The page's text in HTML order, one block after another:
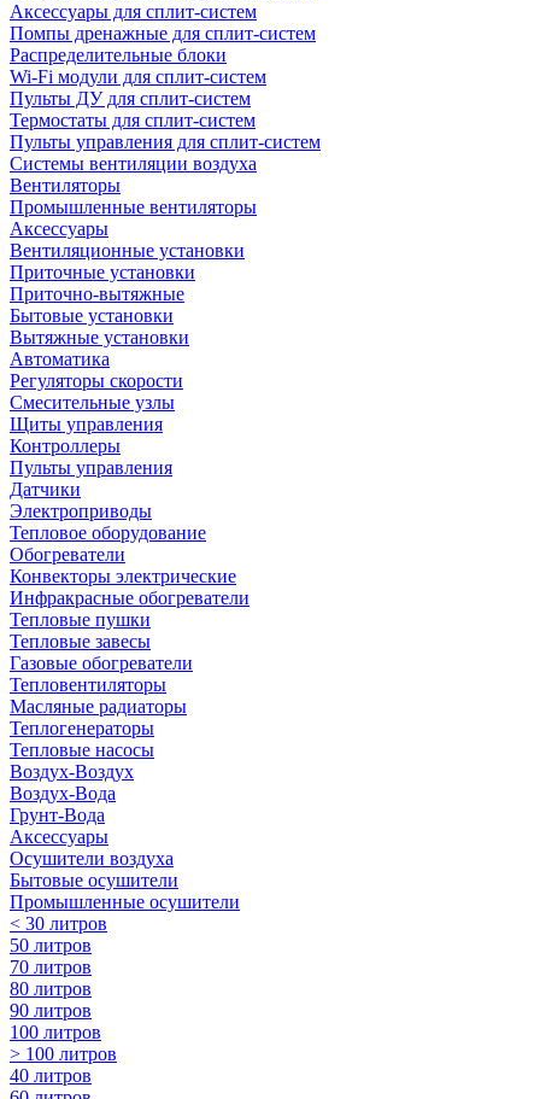
Аксессуары для сплит-систем
Помпы дренажные для сплит-систем
Распределительные блоки
Wi-Fi модули для сплит-систем
Пульты ДУ для сплит-систем
Термостаты для сплит-систем
Пульты управления для сплит-систем
Системы вентиляции воздуха
Вентиляторы
Промышленные вентиляторы
Аксессуары
Вентиляционные установки
Приточные установки
Приточно-вытяжные
Бытовые установки
Вытяжные установки
Автоматика
Регуляторы скорости
Смесительные узлы
Щиты управления
Контроллеры
Пульты управления
Датчики
Электроприводы
Тепловое оборудование
Обогреватели
Конвекторы электрические
Инфракрасные обогреватели
Тепловые пушки
Тепловые завесы
Газовые обогреватели
Тепловентиляторы
Масляные радиаторы
Теплогенераторы
Тепловые насосы
Воздух-Воздух
Воздух-Вода
Грунт-Вода
Аксессуары
Осушители воздуха
Бытовые осушители
Промышленные осушители
< 30 литров
50 литров
70 литров
80 литров
90 литров
100 литров
> 100 литров
40 литров